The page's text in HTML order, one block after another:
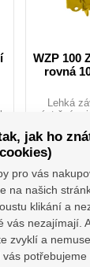
WZP 100
rovná
Lehká
zástrčným
dveří
upevnění
otevření
vík a
ks
jak ho
pro vás
na našich
klikání a
vás nezajímají.
zvyklí a
potřebujeme